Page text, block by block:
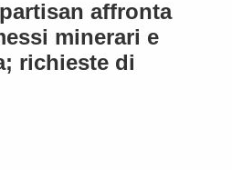
affronta
minerari e
richieste di